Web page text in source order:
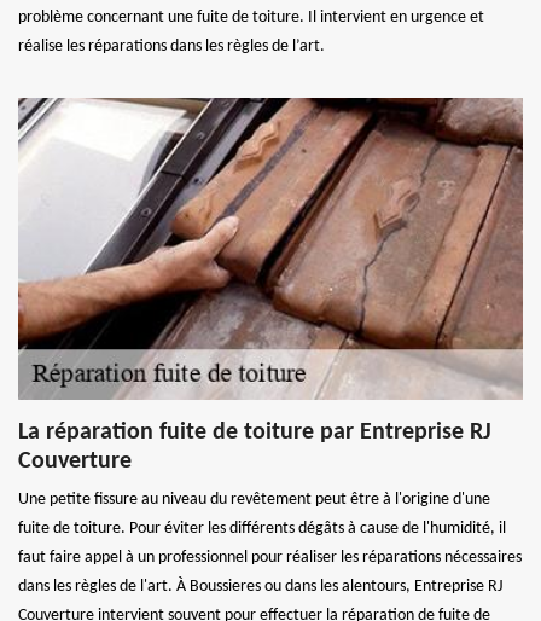
problème concernant une fuite de toiture. Il intervient en urgence et
réalise les réparations dans les règles de l’art.
La réparation fuite de toiture par Entreprise RJ
Couverture
Une petite fissure au niveau du revêtement peut être à l'origine d'une
fuite de toiture. Pour éviter les différents dégâts à cause de l'humidité, il
faut faire appel à un professionnel pour réaliser les réparations nécessaires
dans les règles de l'art. À Boussieres ou dans les alentours, Entreprise RJ
Couverture intervient souvent pour effectuer la réparation de fuite de